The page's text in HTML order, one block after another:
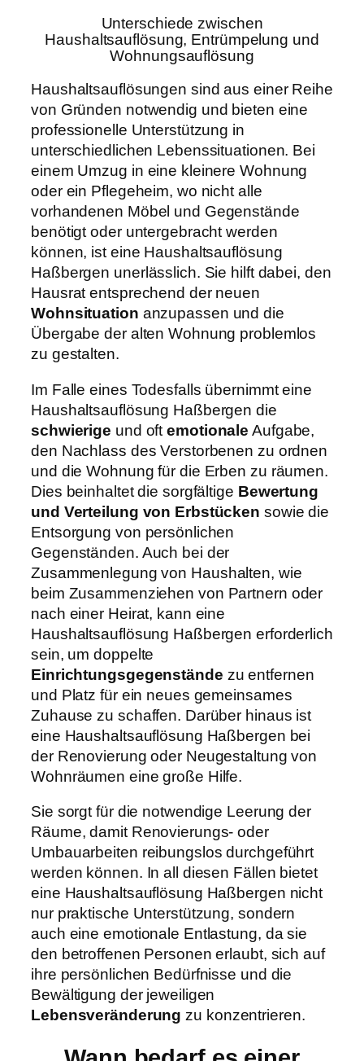
Unterschiede zwischen
Haushaltsauflösung, Entrümpelung und
Wohnungsauflösung
Haushaltsauflösungen sind aus einer Reihe
von Gründen notwendig und bieten eine
professionelle Unterstützung in
unterschiedlichen Lebenssituationen. Bei
einem Umzug in eine kleinere Wohnung
oder ein Pflegeheim, wo nicht alle
vorhandenen Möbel und Gegenstände
benötigt oder untergebracht werden
können, ist eine Haushaltsauflösung
Haßbergen unerlässlich. Sie hilft dabei, den
Hausrat entsprechend der neuen
Wohnsituation anzupassen und die
Übergabe der alten Wohnung problemlos
zu gestalten.
Im Falle eines Todesfalls übernimmt eine
Haushaltsauflösung Haßbergen die
schwierige und oftemotionale Aufgabe,
den Nachlass des Verstorbenen zu ordnen
und die Wohnung für die Erben zu räumen.
Dies beinhaltet die sorgfältige Bewertung
und Verteilung von Erbstücken sowie die
Entsorgung von persönlichen
Gegenständen. Auch bei der
Zusammenlegung von Haushalten, wie
beim Zusammenziehen von Partnern oder
nach einer Heirat, kann eine
Haushaltsauflösung Haßbergen erforderlich
sein, um doppelte
Einrichtungsgegenstände zu entfernen
und Platz für ein neues gemeinsames
Zuhause zu schaffen. Darüber hinaus ist
eine Haushaltsauflösung Haßbergen bei
der Renovierung oder Neugestaltung von
Wohnräumen eine große Hilfe.
Sie sorgt für die notwendige Leerung der
Räume, damit Renovierungs- oder
Umbauarbeiten reibungslos durchgeführt
werden können. In all diesen Fällen bietet
eine Haushaltsauflösung Haßbergen nicht
nur praktische Unterstützung, sondern
auch eine emotionale Entlastung, da sie
den betroffenen Personen erlaubt, sich auf
ihre persönlichen Bedürfnisse und die
Bewältigung der jeweiligen
Lebensveränderung zu konzentrieren.